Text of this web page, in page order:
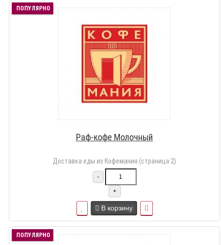
ПОПУЛЯРНО
Раф-кофе Молочный
Доставка еды из Кофемания (страница 2)
-
+
В корзину
ПОПУЛЯРНО